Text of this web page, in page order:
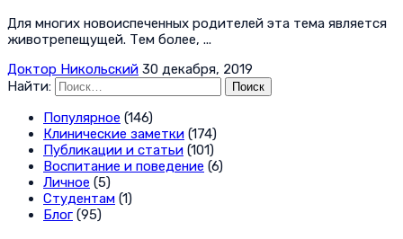
Для многих новоиспеченных родителей эта тема является
животрепещущей. Тем более, ...
Доктор Никольский 30 декабря, 2019
Найти:
Популярное (146)
Клинические заметки (174)
Публикации и статьи (101)
Воспитание и поведение (6)
Личное (5)
Студентам (1)
Блог (95)